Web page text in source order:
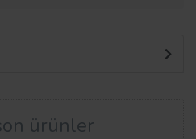
ürünler